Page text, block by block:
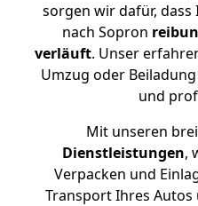
sorgen wir dafür,
nach Sopron
verläuft. Unser
Umzug oder
und
Mit unseren
Dienstleistungen,
Verpacken und
Transport Ihres